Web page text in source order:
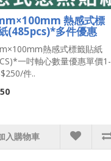
熱感式標
(485pcs)*多件優惠
熱感式標籤貼紙
一吋軸心數量優惠單價1-
件..
入購物車